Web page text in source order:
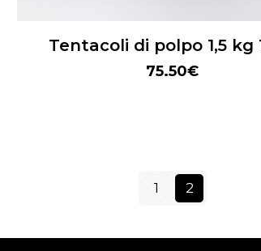
Tentacoli di polpo 1,5 kg
75.50€
1 2